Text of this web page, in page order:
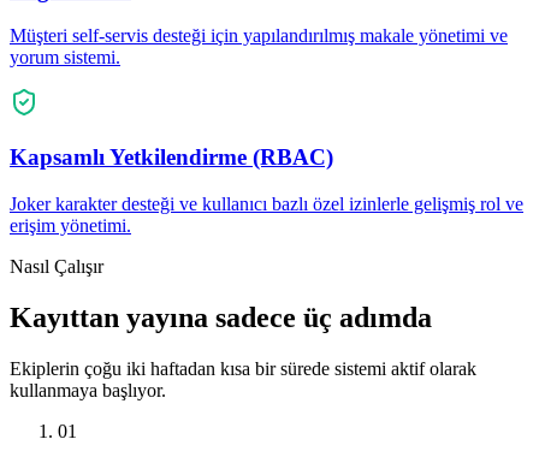
Müşteri self-servis desteği için yapılandırılmış makale yönetimi ve
yorum sistemi.
Kapsamlı Yetkilendirme (RBAC)
Joker karakter desteği ve kullanıcı bazlı özel izinlerle gelişmiş rol ve
erişim yönetimi.
Nasıl Çalışır
Kayıttan yayına sadece üç adımda
Ekiplerin çoğu iki haftadan kısa bir sürede sistemi aktif olarak
kullanmaya başlıyor.
01